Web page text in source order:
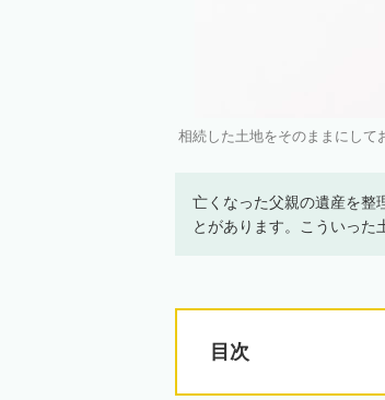
相続した土地をそのままにして
亡くなった父親の遺産を整
とがあります。こういった
目次